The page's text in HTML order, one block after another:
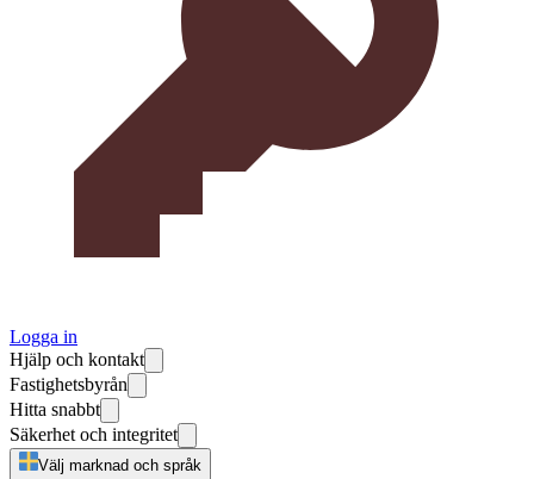
Logga in
Hjälp och kontakt
Fastighetsbyrån
Hitta snabbt
Säkerhet och integritet
Välj marknad och språk